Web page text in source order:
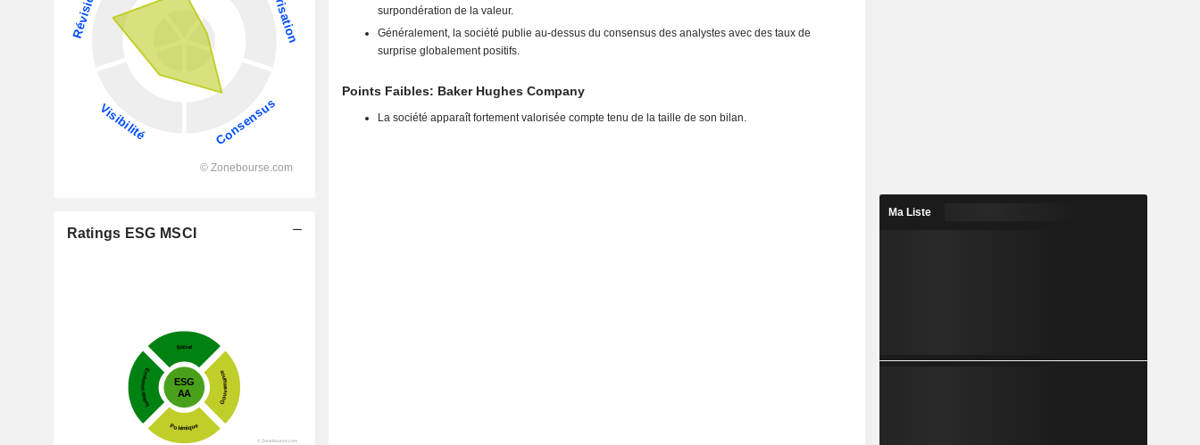
Ratings ESG MSCI
surpondération de la valeur.
Généralement, la société publie au-dessus du consensus des analystes avec des taux de
surprise globalement positifs.
Points Faibles: Baker Hughes Company
La société apparaît fortement valorisée compte tenu de la taille de son bilan.
Ma Liste